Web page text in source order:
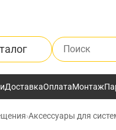
Поиск по
ДоставкаОплатаМонтаж
›Аксессуары для